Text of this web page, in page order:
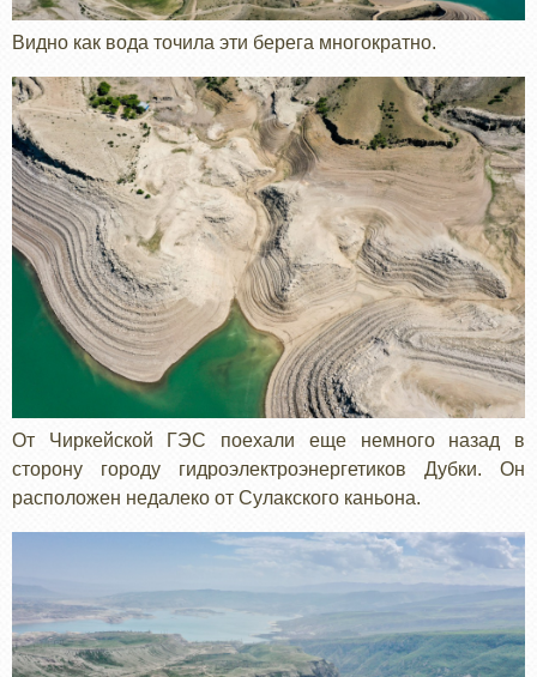
Видно как вода точила эти берега многократно.
От Чиркейской ГЭС поехали еще немного назад в
сторону городу гидроэлектроэнергетиков Дубки. Он
расположен недалеко от Сулакского каньона.